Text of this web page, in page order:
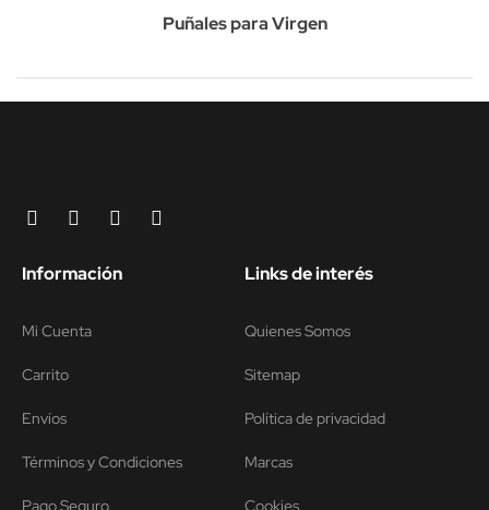
Puñales para Virgen
Información
Mi Cuenta
Carrito
Envíos
Términos y Condiciones
Pago Seguro
Links de interés
Quienes Somos
Sitemap
Política de privacidad
Marcas
Cookies